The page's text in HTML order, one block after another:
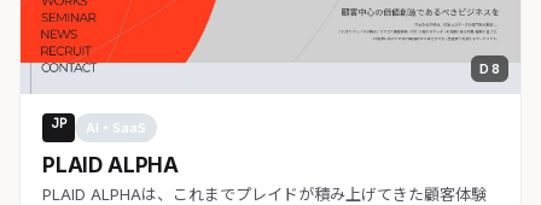
D 8
JP AI・SaaS
PLAID ALPHA
PLAID ALPHAは、これまでプレイドが積み上げてきた顧客体験